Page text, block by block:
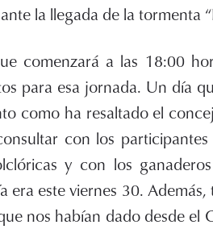
la llegada de la tormenta
comenzará a las 18:00
para esa jornada. Un día
como ha resaltado el
con los
y con los
era este viernes 30.
nos habían dado desde el